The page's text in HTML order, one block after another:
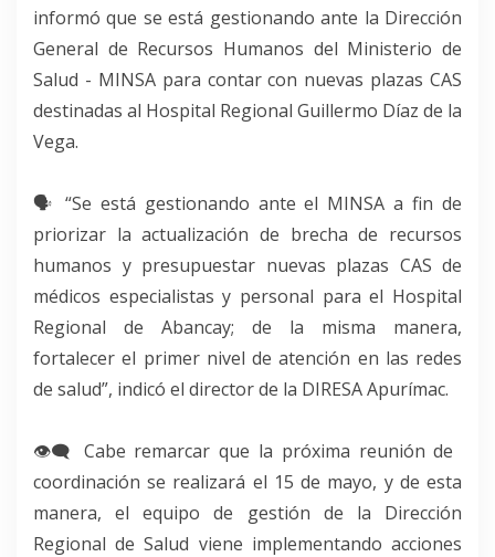
informó que se está gestionando ante la Dirección
General de Recursos Humanos del Ministerio de
Salud - MINSA para contar con nuevas plazas CAS
destinadas al Hospital Regional Guillermo Díaz de la
Vega.
🗣 “Se está gestionando ante el MINSA a fin de
priorizar la actualización de brecha de recursos
humanos y presupuestar nuevas plazas CAS de
médicos especialistas y personal para el Hospital
Regional de Abancay; de la misma manera,
fortalecer el primer nivel de atención en las redes
de salud”, indicó el director de la DIRESA Apurímac.
👁‍🗨 Cabe remarcar que la próxima reunión de
coordinación se realizará el 15 de mayo, y de esta
manera, el equipo de gestión de la Dirección
Regional de Salud viene implementando acciones